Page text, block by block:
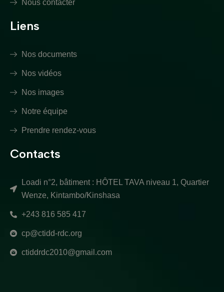
Nous contacter
Liens
Nos documents
Nos vidéos
Nos images
Notre équipe
Prendre rendez-vous
Contacts
Loadi n°2, bâtiment : HÔTEL TAVA niveau 1, Quartier
Wenze, Kintambo/Kinshasa
+243 816 585 417
cp@ctidd-rdc.org
ctiddrdc2010@gmail.com